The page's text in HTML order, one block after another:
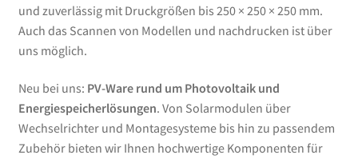
und zuverlässig mit Druckgrößen bis 250 × 250 × 250 mm.
Auch das Scannen von Modellen und nachdrucken ist über
uns möglich.
Neu bei uns: PV-Ware rund um Photovoltaik und
Energiespeicherlösungen. Von Solarmodulen über
Wechselrichter und Montagesysteme bis hin zu passendem
Zubehör bieten wir Ihnen hochwertige Komponenten für